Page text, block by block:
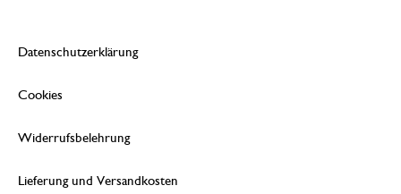
Datenschutzerklärung
Cookies
Widerrufsbelehrung
Lieferung und Versandkosten